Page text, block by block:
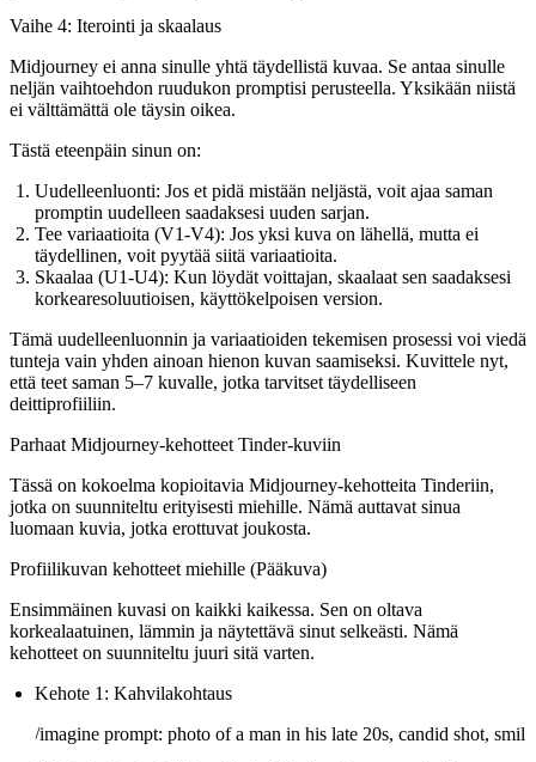
Vaihe 4: Iterointi ja skaalaus
Midjourney ei anna sinulle yhtä täydellistä kuvaa. Se antaa sinulle
neljän vaihtoehdon ruudukon promptisi perusteella. Yksikään niistä
ei välttämättä ole täysin oikea.
Tästä eteenpäin sinun on:
Uudelleenluonti: Jos et pidä mistään neljästä, voit ajaa saman
promptin uudelleen saadaksesi uuden sarjan.
Tee variaatioita (V1-V4): Jos yksi kuva on lähellä, mutta ei
täydellinen, voit pyytää siitä variaatioita.
Skaalaa (U1-U4): Kun löydät voittajan, skaalaat sen saadaksesi
korkearesoluutioisen, käyttökelpoisen version.
Tämä uudelleenluonnin ja variaatioiden tekemisen prosessi voi viedä
tunteja vain yhden ainoan hienon kuvan saamiseksi. Kuvittele nyt,
että teet saman 5–7 kuvalle, jotka tarvitset täydelliseen
deittiprofiiliin.
Parhaat Midjourney-kehotteet Tinder-kuviin
Tässä on kokoelma kopioitavia Midjourney-kehotteita Tinderiin,
jotka on suunniteltu erityisesti miehille. Nämä auttavat sinua
luomaan kuvia, jotka erottuvat joukosta.
Profiilikuvan kehotteet miehille (Pääkuva)
Ensimmäinen kuvasi on kaikki kaikessa. Sen on oltava
korkealaatuinen, lämmin ja näytettävä sinut selkeästi. Nämä
kehotteet on suunniteltu juuri sitä varten.
Kehote 1: Kahvilakohtaus